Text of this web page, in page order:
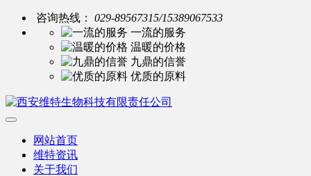
咨询热线：
029-89567315/15389067533
一流的服务
温暖的价格
九鼎的信誉
优质的原料
网站首页
维特资讯
关于我们